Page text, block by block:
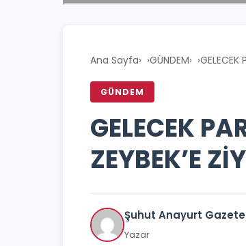
Ana Sayfa› GÜNDEM› GELECEK
GÜNDEM
GELECEK
ZEYBEK’E
Şuhut Anayurt
Yazar